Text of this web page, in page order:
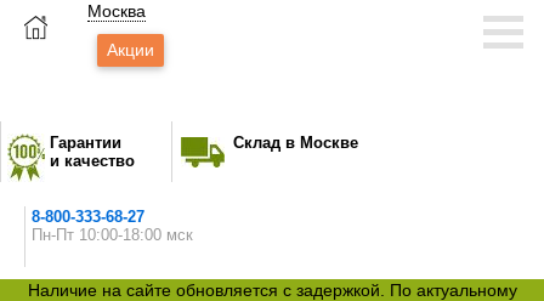
Москва
Акции
Гарантии
и качество
Склад в Москве
8-800-333-68-27
Пн-Пт 10:00-18:00 мск
Наличие на сайте обновляется с задержкой. По актуальному